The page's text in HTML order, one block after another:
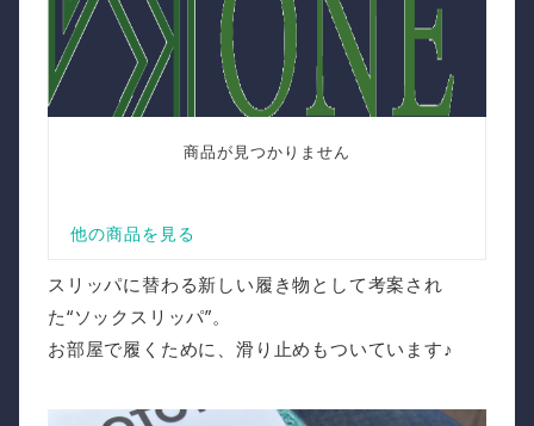
スリッパに替わる新しい履き物として考案され
た“ソックスリッパ”。
お部屋で履くために、滑り止めもついています♪